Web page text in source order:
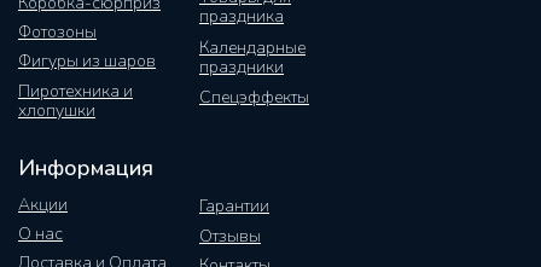
Фотозоны
Фигуры из шаров
праздника
Календарные
праздники
Пиротехника и
хлопушки
Спецэффекты
Информация
Акции
О нас
Гарантии
Отзывы